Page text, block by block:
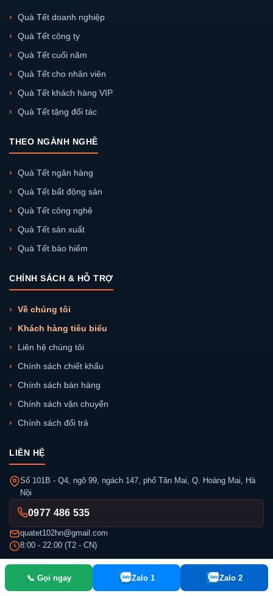
📞 Gọi ngay Zalo 1 Zalo 2
Quà Tết doanh nghiệp
Quà Tết công ty
Quà Tết cuối năm
Quà Tết cho nhân viên
Quà Tết khách hàng VIP
Quà Tết tặng đối tác
THEO NGÀNH NGHỀ
Quà Tết ngân hàng
Quà Tết bất động sản
Quà Tết công nghệ
Quà Tết sản xuất
Quà Tết bảo hiểm
CHÍNH SÁCH & HỖ TRỢ
Về chúng tôi
Khách hàng tiêu biểu
Liên hệ chúng tôi
Chính sách chiết khấu
Chính sách bán hàng
Chính sách vận chuyển
Chính sách đổi trả
LIÊN HỆ
Số 101B - Q4, ngõ 99, ngách 147, phố Tân Mai, Q. Hoàng Mai, Hà
Nội
0977 486 535
quatet102hn@gmail.com
8:00 - 22:00 (T2 - CN)
Công ty CP Đầu tư Gifts Việt Nam